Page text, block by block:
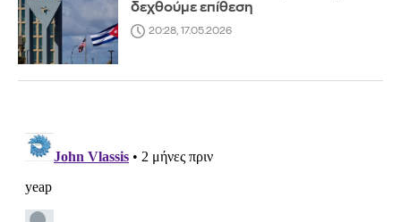
δεχθούμε επίθεση
20:28, 17.05.2026